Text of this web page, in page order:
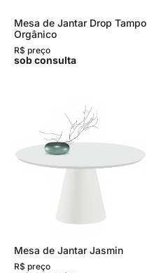
Mesa de Jantar Drop Tampo
Orgânico
R$ preço
sob consulta
Mesa de Jantar Jasmin
R$ preço